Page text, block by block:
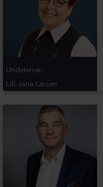
Underviser:
Lill-Jana Larsen